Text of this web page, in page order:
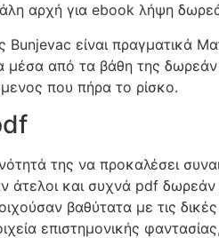
αρχή για ebook λήψη
Bunjevac είναι πραγματικά
μέσα από τα βάθη της
που πήρα το ρίσκο.
της να προκαλέσει
άτελοι και συχνά pdf
βαθύτατα με τις
επιστημονικής